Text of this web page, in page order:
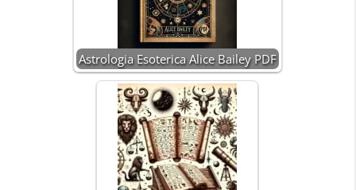
Astrologia Esoterica Alice Bailey PDF